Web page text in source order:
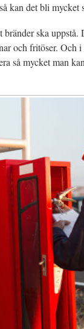
kan det bli
ska
och fritöser. Och
så mycket man